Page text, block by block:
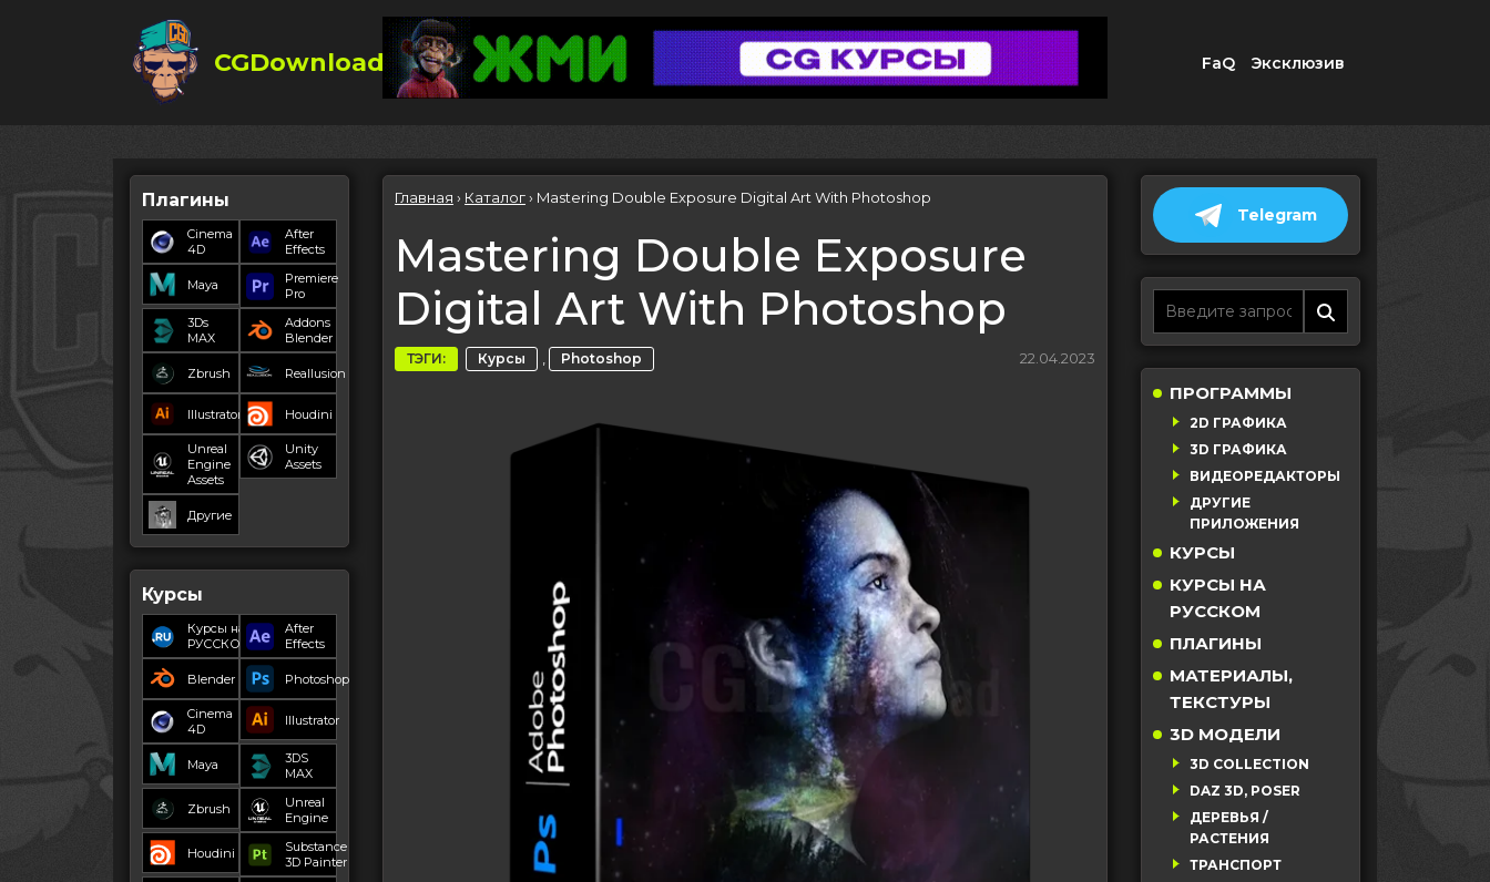
CGDownload FaQ Эксклюзив
Плагины
Cinema
4D
After
Effects
Maya
Premiere
Pro
3Ds
MAX
Addons
Blender
Zbrush Reallusion
Illustrator Houdini
Unreal
Engine
Assets
Unity
Assets
Другие
Курсы
Курсы на
РУССКОМ
After
Effects
Blender Photoshop
Cinema
4D
Illustrator
Maya
3DS
MAX
Zbrush
Unreal
Engine
Houdini
Substance
3D Painter
Главная › Каталог› Mastering Double Exposure Digital Art With Photoshop
Mastering Double Exposure
Digital Art With Photoshop
ТЭГИ: Курсы , Photoshop 22.04.2023
Telegram
ПРОГРАММЫ
2D ГРАФИКА
3D ГРАФИКА
ВИДЕОРЕДАКТОРЫ
ДРУГИЕ
ПРИЛОЖЕНИЯ
КУРСЫ
КУРСЫ НА
РУССКОМ
ПЛАГИНЫ
МАТЕРИАЛЫ,
ТЕКСТУРЫ
3D МОДЕЛИ
3D COLLECTION
DAZ 3D, POSER
ДЕРЕВЬЯ /
РАСТЕНИЯ
ТРАНСПОРТ